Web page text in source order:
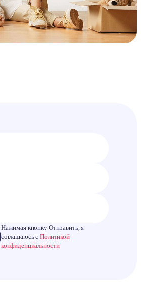
Нажимая кнопку Отправить, я
соглашаюсь сПолитикой
конфиденциальности